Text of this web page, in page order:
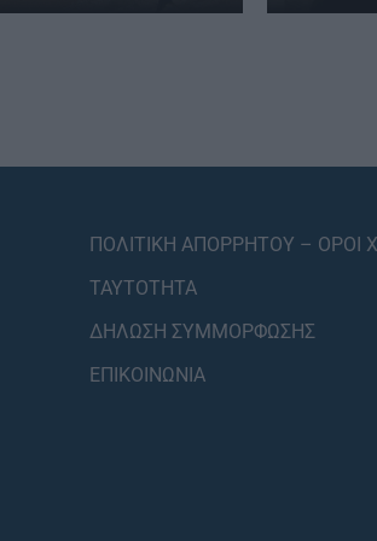
ΠΟΛΙΤΙΚΗ ΑΠΟΡΡΗΤΟΥ – ΟΡΟΙ
ΤΑΥΤΟΤΗΤΑ
ΔΗΛΩΣΗ ΣΥΜΜΟΡΦΩΣΗΣ
ΕΠΙΚΟΙΝΩΝΙΑ